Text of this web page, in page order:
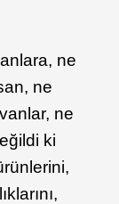
ne
ne
ne
ki